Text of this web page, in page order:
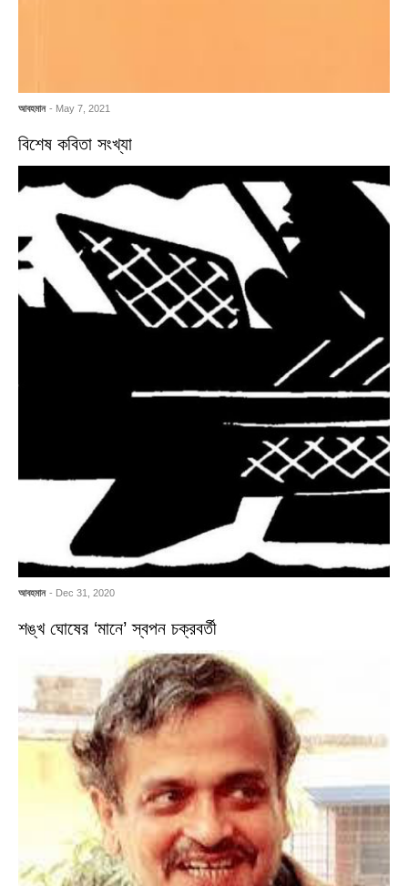
আবহমান - May 7, 2021
বিশেষ কবিতা সংখ্যা
আবহমান - Dec 31, 2020
শঙ্খ ঘোষের ‘মানে’ স্বপন চক্রবর্তী